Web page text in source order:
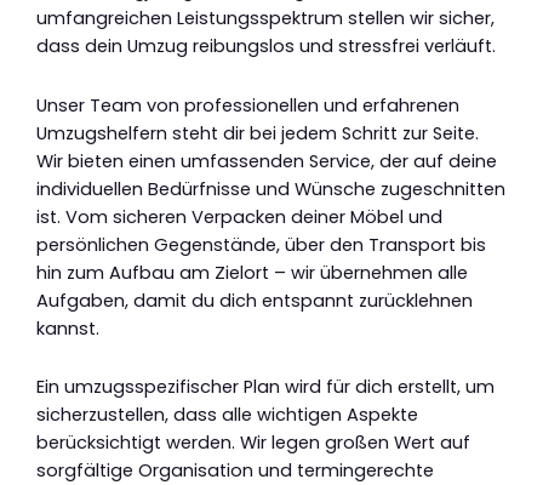
umfangreichen Leistungsspektrum stellen wir sicher,
dass dein Umzug reibungslos und stressfrei verläuft.
Unser Team von professionellen und erfahrenen
Umzugshelfern steht dir bei jedem Schritt zur Seite.
Wir bieten einen umfassenden Service, der auf deine
individuellen Bedürfnisse und Wünsche zugeschnitten
ist. Vom sicheren Verpacken deiner Möbel und
persönlichen Gegenstände, über den Transport bis
hin zum Aufbau am Zielort – wir übernehmen alle
Aufgaben, damit du dich entspannt zurücklehnen
kannst.
Ein umzugsspezifischer Plan wird für dich erstellt, um
sicherzustellen, dass alle wichtigen Aspekte
berücksichtigt werden. Wir legen großen Wert auf
sorgfältige Organisation und termingerechte